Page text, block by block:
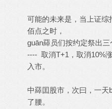
可能的未来是，当上证
佰点之时，
guān羄员们按约定祭出三
---- 取消T+1，取消10%
入市。
中羄囯股市，次曰，一天
了腰。